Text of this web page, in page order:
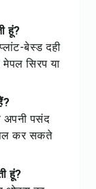
हूं?
बेस्ड दही
सिरप या
पसंद
कर सकते
हूं?